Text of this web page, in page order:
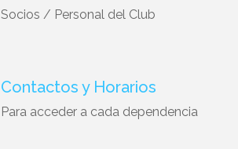
Socios / Personal del Club
Contactos y Horarios
Para acceder a cada dependencia